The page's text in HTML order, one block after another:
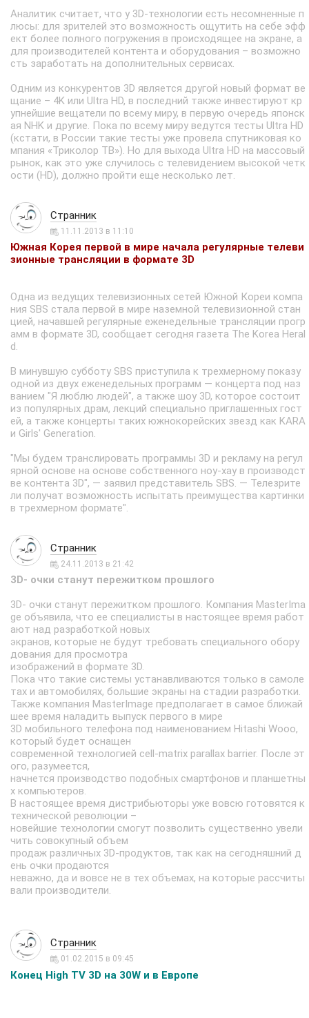
Аналитик считает, что у 3D-технологии есть несомненные п
люсы: для зрителей это возможность ощутить на себе эфф
ект более полного погружения в происходящее на экране, а
для производителей контента и оборудования – возможно
сть заработать на дополнительных сервисах.
Одним из конкурентов 3D является другой новый формат ве
щание – 4K или Ultra HD, в последний также инвестируют кр
упнейшие вещатели по всему миру, в первую очередь японск
ая NHK и другие. Пока по всему миру ведутся тесты Ultra HD
(кстати, в России такие тесты уже провела спутниковая ко
мпания «Триколор ТВ»). Но для выхода Ultra HD на массовый
рынок, как это уже случилось с телевидением высокой четк
ости (HD), должно пройти еще несколько лет.
Странник
11.11.2013 в 11:10
Южная Корея первой в мире начала регулярные телеви
зионные трансляции в формате 3D
Одна из ведущих телевизионных сетей Южной Кореи компа
ния SBS стала первой в мире наземной телевизионной стан
цией, начавшей регулярные еженедельные трансляции прогр
амм в формате 3D, сообщает сегодня газета The Korea Heral
d.
В минувшую субботу SBS приступила к трехмерному показу
одной из двух еженедельных программ — концерта под наз
ванием "Я люблю людей", а также шоу 3D, которое состоит
из популярных драм, лекций специально приглашенных гост
ей, а также концерты таких южнокорейских звезд как KARA
и Girls' Generation.
"Мы будем транслировать программы 3D и рекламу на регул
ярной основе на основе собственного ноу-хау в производст
ве контента 3D", — заявил представитель SBS. — Телезрите
ли получат возможность испытать преимущества картинки
в трехмерном формате".
Странник
24.11.2013 в 21:42
3D- очки станут пережитком прошлого
3D- очки станут пережитком прошлого. Компания MasterIma
ge объявила, что ее специалисты в настоящее время работ
ают над разработкой новых
экранов, которые не будут требовать специального обору
дования для просмотра
изображений в формате 3D.
Пока что такие системы устанавливаются только в самоле
тах и автомобилях, большие экраны на стадии разработки.
Также компания MasterImage предполагает в самое ближай
шее время наладить выпуск первого в мире
3D мобильного телефона под наименованием Hitashi Wooo,
который будет оснащен
современной технологией cell-matrix parallax barrier. После эт
ого, разумеется,
начнется производство подобных смартфонов и планшетны
х компьютеров.
В настоящее время дистрибьюторы уже вовсю готовятся к
технической революции –
новейшие технологии смогут позволить существенно увели
чить совокупный объем
продаж различных 3D-продуктов, так как на сегодняшний д
ень очки продаются
неважно, да и вовсе не в тех объемах, на которые рассчиты
вали производители.
Странник
01.02.2015 в 09:45
Конец High TV 3D на 30W и в Европе